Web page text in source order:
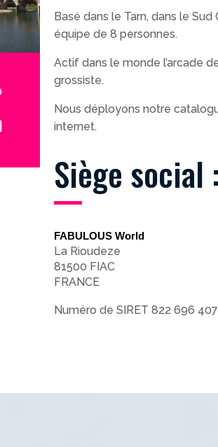
Basé dans le Tarn, dans le
équipe de 8 personnes.
Actif dans le monde l’arcade
grossiste.
Nous déployons notre
internet.
Siège social :
FABULOUS World
La Rioudeze
81500 FIAC
FRANCE
Numéro de SIRET 822 696